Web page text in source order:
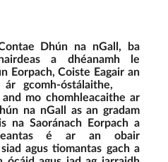
Dhún na nGall, ba
a dhéanamh le
Eorpach, Coiste Eagair an
ár gcomh-óstálaithe,
mo chomhleacaithe ar
na nGall as an gradam
na Saoránach Eorpach a
é ar an obair
agus tiomantas gach a